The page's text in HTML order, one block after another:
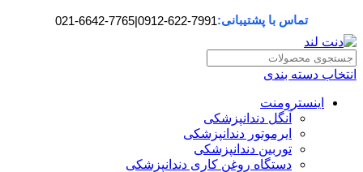
تماس با پشتیبانی:0912-622-7991
|
021-6642-7765
انتخاب دسته بندی
اینسترومنت
آنگل دندانپزشکی
ایرموتور دندانپزشکی
توربین دندانپزشکی
دستگاه روغن کاری دندانپزشکی